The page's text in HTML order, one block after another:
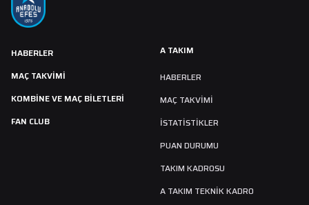
HABERLER
MAÇ TAKVIMI
KOMBİNE VE MAÇ BİLETLERİ
FAN CLUB
A TAKIM
HABERLER
MAÇ TAKVIMI
İSTATİSTİKLER
PUAN DURUMU
TAKIM KADROSU
A TAKIM TEKNİK KADRO